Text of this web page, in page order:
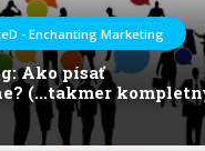
- Enchanting Marketing
Ako písať
(...takmer